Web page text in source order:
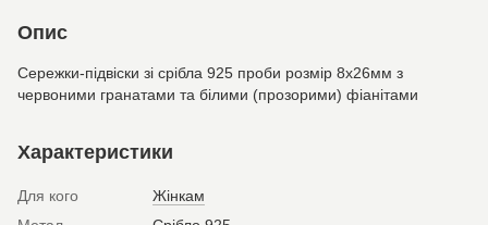
Опис
Сережки-підвіски зі срібла 925 проби розмір 8х26мм з
червоними гранатами та білими (прозорими) фіанітами
Характеристики
Для кого
Жінкам